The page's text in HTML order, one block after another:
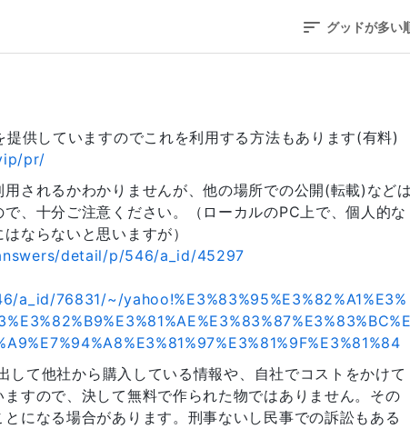
グッドが多い
供していますのでこれを利用する方法もあります(有料)
pr/
されるかわかりませんが、他の場所での公開(転載)など
、十分ご注意ください。（ローカルのPC上で、個人的な
ならないと思いますが）
detail/p/546/a_id/45297
76831/~/yahoo!%E3%83%95%E3%82%A1%E3%
して他社から購入している情報や、自社でコストをかけて
すので、決して無料で作られた物ではありません。その
になる場合があります。刑事ないし民事での訴訟もある